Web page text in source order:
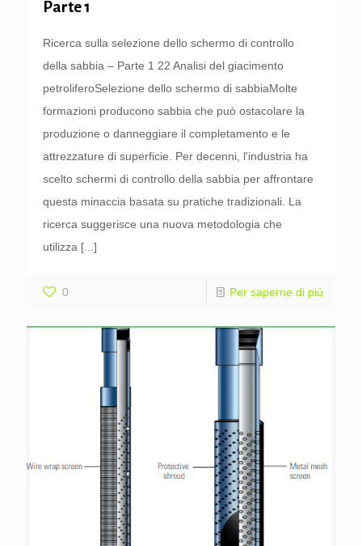
Parte 1
Ricerca sulla selezione dello schermo di controllo
della sabbia – Parte 1 22 Analisi del giacimento
petroliferoSelezione dello schermo di sabbiaMolte
formazioni producono sabbia che può ostacolare la
produzione o danneggiare il completamento e le
attrezzature di superficie. Per decenni, l'industria ha
scelto schermi di controllo della sabbia per affrontare
questa minaccia basata su pratiche tradizionali. La
ricerca suggerisce una nuova metodologia che
utilizza [...]
0 Per saperne di più